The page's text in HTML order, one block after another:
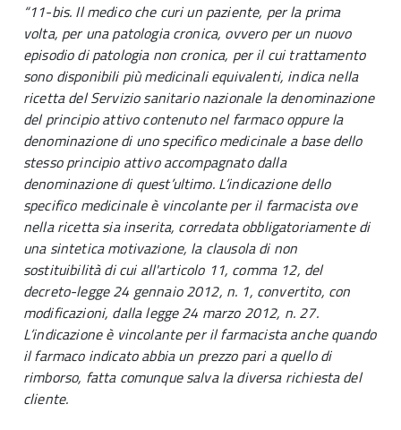
“11-bis. Il medico che curi un paziente, per la prima
volta, per una patologia cronica, ovvero per un nuovo
episodio di patologia non cronica, per il cui trattamento
sono disponibili più medicinali equivalenti, indica nella
ricetta del Servizio sanitario nazionale la denominazione
del principio attivo contenuto nel farmaco oppure la
denominazione di uno specifico medicinale a base dello
stesso principio attivo accompagnato dalla
denominazione di quest’ultimo. L’indicazione dello
specifico medicinale è vincolante per il farmacista ove
nella ricetta sia inserita, corredata obbligatoriamente di
una sintetica motivazione, la clausola di non
sostituibilità di cui all'articolo 11, comma 12, del
decreto-legge 24 gennaio 2012, n. 1, convertito, con
modificazioni, dalla legge 24 marzo 2012, n. 27.
L’indicazione è vincolante per il farmacista anche quando
il farmaco indicato abbia un prezzo pari a quello di
rimborso, fatta comunque salva la diversa richiesta del
cliente.